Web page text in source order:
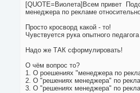
[QUOTE=Виолета]Всем привет
менеджера по рекламе
Просто кросворд какой - то!
Чувствуется рука опытного
Надо же ТАК сформулировать!
О чём вопрос то?
1. О роешениях "менеджера по
2. О "решениях менеджера" по
3. О "решениях менеджера" по